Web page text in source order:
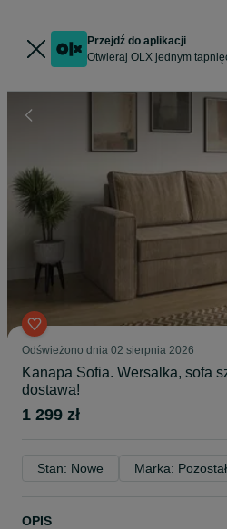
Przejdź do aplikacji
Otwieraj OLX jednym
Odświeżono dnia 02 sierpnia 2026
Kanapa Sofia. Wersalka, sofa
dostawa!
1 299 zł
Stan: Nowe Marka:
OPIS